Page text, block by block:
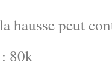
hausse peut
80k